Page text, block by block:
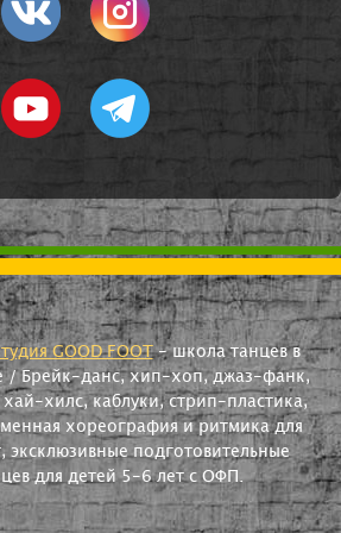
GOOD FOOT- школа танцев в
/ Брейк-данс, хип-хоп, джаз-фанк,
хилс, каблуки, стрип-пластика,
хореография и ритмика для
эксклюзивные подготовительные
для детей 5-6 лет с ОФП.